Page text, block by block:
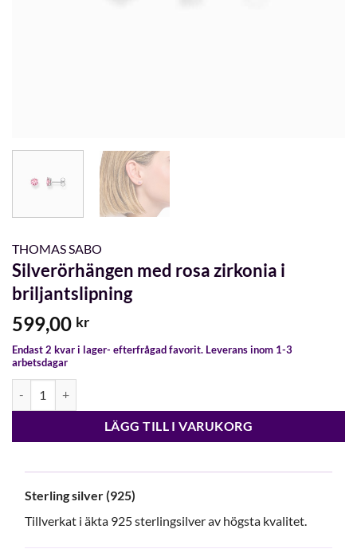
THOMAS SABO
Silverörhängen med rosa zirkonia i
briljantslipning
599,00 kr
Endast 2 kvar i lager- efterfrågad favorit. Leverans inom 1-3
arbetsdagar
LÄGG TILL I VARUKORG
Sterling silver (925)
Tillverkat i äkta 925 sterlingsilver av högsta kvalitet.